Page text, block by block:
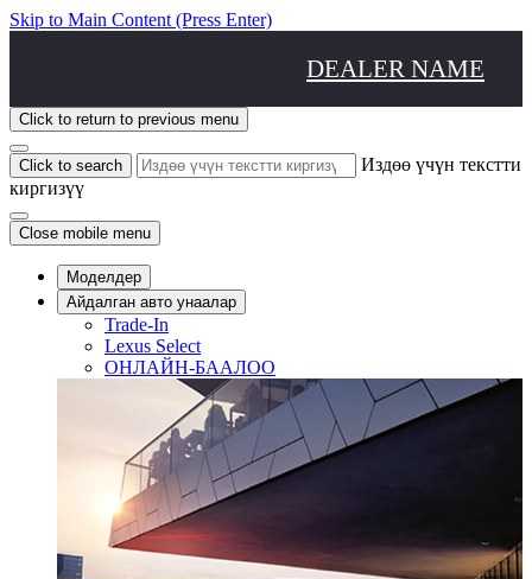
Skip to Main Content (Press Enter)
DEALER NAME
Click to return to previous menu
Click to search
Издөө үчүн текстти
киргизүү
Close mobile menu
Моделдер
Айдалган авто унаалар
Trade-In
Lexus Select
ОНЛАЙН-БААЛОО